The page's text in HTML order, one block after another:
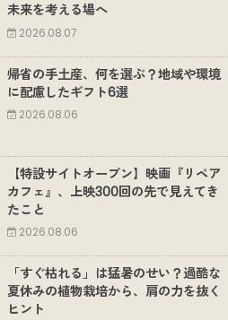
未来を考える場へ
2026.08.07
帰省の手土産、何を選ぶ？地域や環境
に配慮したギフト6選
2026.08.06
【特設サイトオープン】映画『リペア
カフェ』、上映300回の先で見えてき
たこと
2026.08.06
「すぐ枯れる」は猛暑のせい？過酷な
夏休みの植物栽培から、肩の力を抜く
ヒント